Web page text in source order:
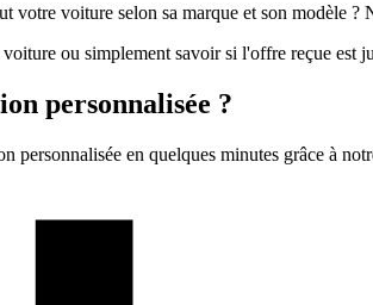
votre voiture selon sa marque et son modèle
ou simplement savoir si l'offre reçue est
personnalisée ?
personnalisée en quelques minutes grâce à